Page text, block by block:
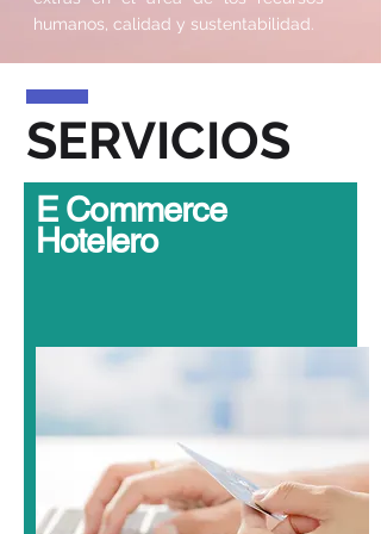
humanos, calidad y sustentabilidad.
SERVICIOS
E Commerce
Hotelero